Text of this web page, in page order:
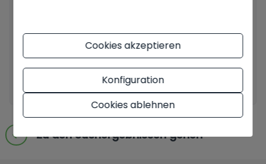
Ich akzeptiere kommerzielle Einsendungen
Anfrage senden
Zu den Suchergebnissen gehen
Cookies akzeptieren
Konfiguration
Cookies ablehnen